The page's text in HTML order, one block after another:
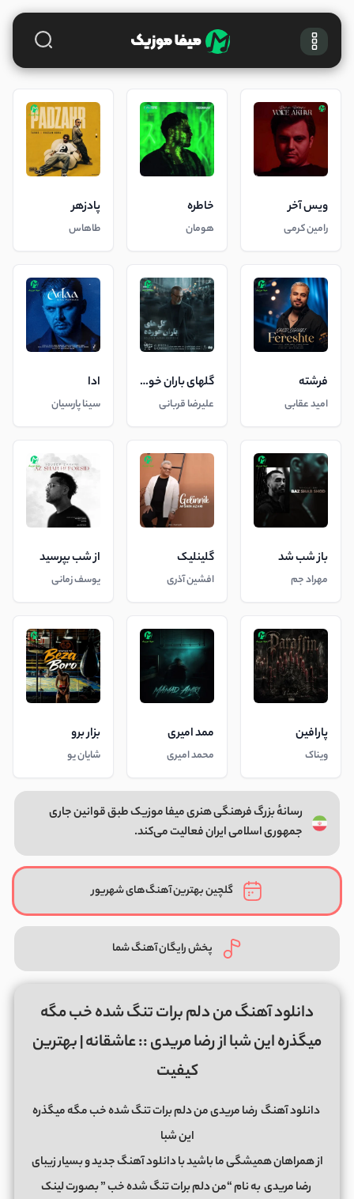
ویس آخر
رامین کرمی
خاطره
هومان
پادزهر
طاهاس
فرشته
امید عقابی
گلهای باران خورده
علیرضا قربانی
ادا
سینا پارسیان
باز شب شد
مهراد جم
گلینلیک
افشین آذری
از شب بپرسید
یوسف زمانی
پارافین
ویناک
ممد امیری
محمد امیری
بزار برو
شایان یو
رسانهٔ بزرگ فرهنگی هنری میفا موزیک طبق قوانین جاری
جمهوری اسلامی ایران فعالیت می‌کند.
گلچین بهترین آهنگ‌های شهریور
پخش رایگان آهنگ شما
دانلود آهنگ من دلم برات تنگ شده خب مگه
میگذره این شبا از رضا مریدی :: عاشقانه | بهترین
کیفیت
دانلود آهنگ رضا مریدی من دلم برات تنگ شده خب مگه میگذره
این شبا
از همراهان همیشگی ما باشید با دانلود آهنگ جدید و بسیار زیبای
رضا مریدیبه نام “من دلم برات تنگ شده خب ” بصورت لینک